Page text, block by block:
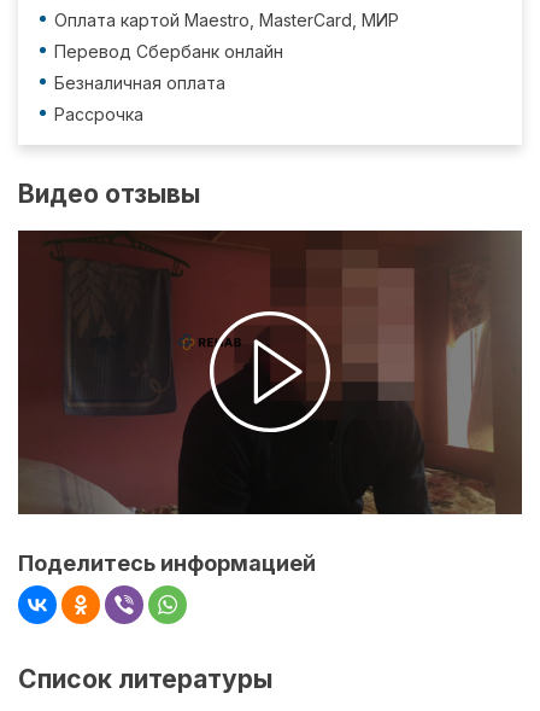
Оплата картой Maestro, MasterCard, МИР
Перевод Сбербанк онлайн
Безналичная оплата
Рассрочка
Видео отзывы
Поделитесь информацией
Список литературы